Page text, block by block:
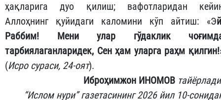
ҳақларига дуо қилиш; вафотларидан
Аллоҳнинг қуйидаги каломини кўп айтиш: «Э
Раббим! Мени улар гўдаклик
тарбиялаганларидек, Сен ҳам уларга раҳм қилгин!
(Исро сураси, 24-оят).
Иброҳимжон ИНОМОВ
“Ислом нури” газетасининг 2026 йил 10-